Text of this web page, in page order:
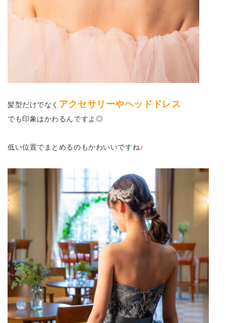
髪型だけでなく アクセサリーやヘッドドレス
でも印象はかわるんですよ◎
低い位置でまとめるのもかわいいですね♪